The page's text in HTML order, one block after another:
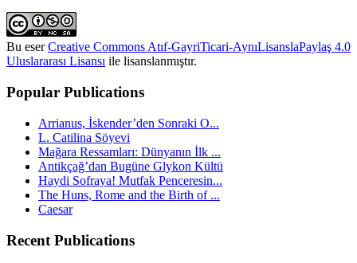
Bu eserCreative Commons Atıf-GayriTicari-AynıLisanslaPaylaş 4.0
Uluslararası Lisansı ile lisanslanmıştır.
Popular Publications
Arrianus, İskender’den Sonraki O...
L. Catilina Söyevi
Mağara Ressamları: Dünyanın İlk ...
Antikçağ’dan Bugüne Glykon Kültü
Haydi Sofraya! Mutfak Penceresin...
The Huns, Rome and the Birth of ...
Caesar
Recent Publications